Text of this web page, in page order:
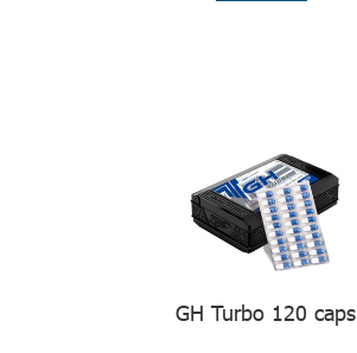
GH Turbo 120 caps